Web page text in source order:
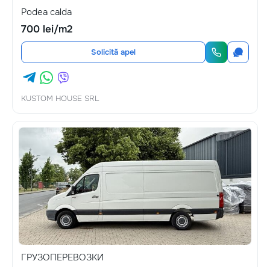
Podea calda
700 lei/m2
Solicită apel
KUSTOM HOUSE SRL
ГРУЗОПЕРЕВОЗКИ